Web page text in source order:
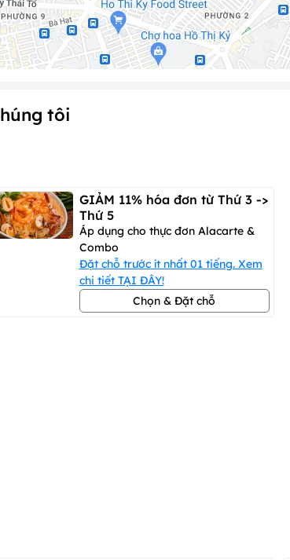
tôi
GIẢM 11% hóa đơn từ Thứ 3 ->
Thứ 5
Áp dụng cho thực đơn Alacarte &
Combo
Đặt chỗ trước ít nhất 01 tiếng. Xem
chi tiết TẠI ĐÂY!
Chọn & Đặt chỗ